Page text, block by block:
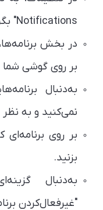
Notifications" بگردید و آن را انتخاب کنید.
در بخش
بر روی گوشی
به‌دنبال
نمی‌کنید و به
بر روی
بزنید.
به‌دنبال
"غیرفعال‌کردن